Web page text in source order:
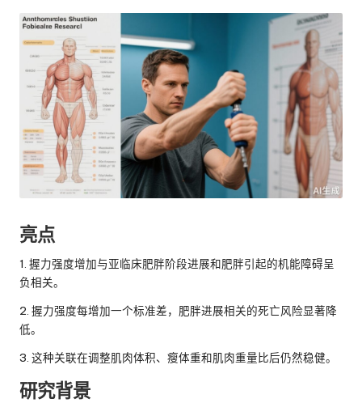
亮点
1. 握力强度增加与亚临床肥胖阶段进展和肥胖引起的机能障碍呈
负相关。
2. 握力强度每增加一个标准差，肥胖进展相关的死亡风险显著降
低。
3. 这种关联在调整肌肉体积、瘦体重和肌肉重量比后仍然稳健。
研究背景